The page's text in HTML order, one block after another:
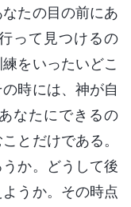
たの目の前にあ
って見つけるの
をいったいどこ
時には、神が自
なたにできるの
とだけである。
か。どうして後
うか。その時点